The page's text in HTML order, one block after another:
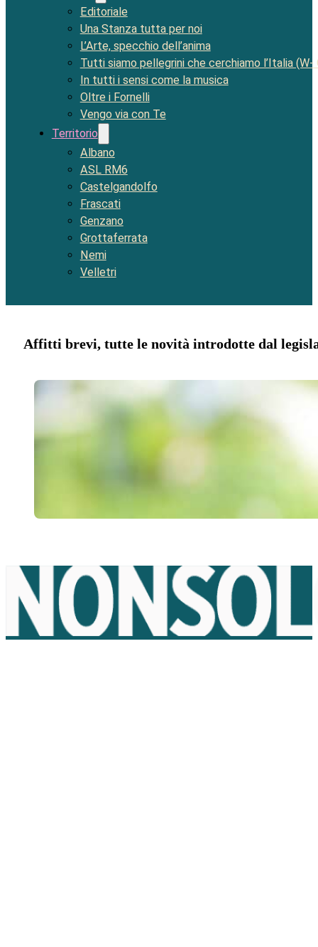
Editoriale
Una Stanza tutta per noi
L’Arte, specchio dell’anima
Tutti siamo pellegrini che cerchiamo l’Italia (W-
In tutti i sensi come la musica
Oltre i Fornelli
Vengo via con Te
Territorio
Albano
ASL RM6
Castelgandolfo
Frascati
Genzano
Grottaferrata
Nemi
Velletri
Affitti brevi, tutte le novità introdotte dal